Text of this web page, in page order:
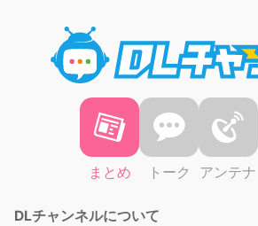
まとめ トーク アンテナ
DLチャンネルについて